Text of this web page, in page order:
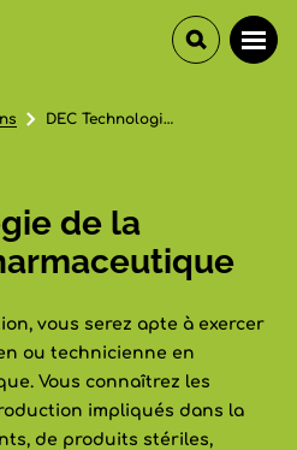
de la
vous serez apte à exercer
ou technicienne en
Vous connaîtrez les
impliqués dans la
de produits stériles,
DEC Technologie de la production pharmaceutique